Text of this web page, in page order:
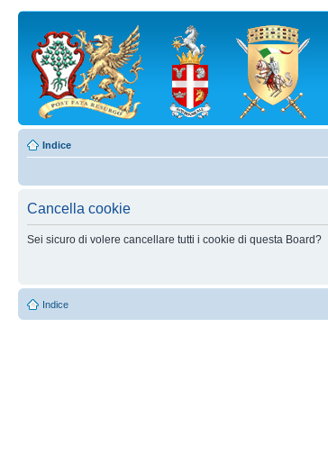
Indice
Cancella cookie
Sei sicuro di volere cancellare tutti i cookie di questa Board?
Indice